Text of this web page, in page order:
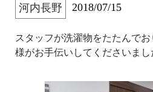
河内長野 2018/07/15
スタッフが洗濯物をたたんで
様がお手伝いしてくださいまし